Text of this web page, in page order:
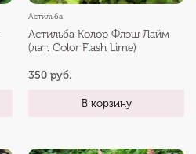
Астильба
Астильба Колор Флэш Лайм
(лат. Color Flash Lime)
350 руб.
В корзину